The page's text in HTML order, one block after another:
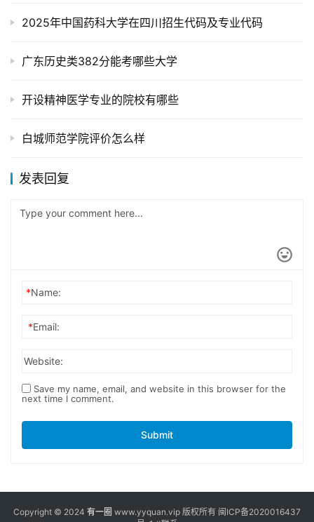
2025年中国药科大学在四川招生代码及专业代码
广东历史类382分能考哪些大学
开设精神医学专业的院校有哪些
白城师范学院评价怎么样
发表回复
*Name:
*Email:
Website:
Save my name, email, and website in this browser for the
next time I comment.
Submit
Copyright © 2024 有一圈 www.yyquan.vip 版权所有 闽ICP备2020016437